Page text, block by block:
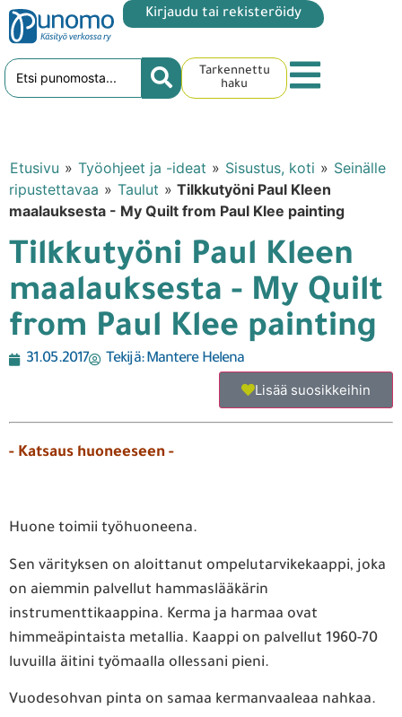
Kirjaudu tai rekisteröidy
Tarkennettu
haku
Etusivu » Työohjeet ja -ideat » Sisustus, koti » Seinälle
ripustettavaa » Taulut » Tilkkutyöni Paul Kleen
maalauksesta - My Quilt from Paul Klee painting
Tilkkutyöni Paul Kleen
maalauksesta - My Quilt
from Paul Klee painting
31.05.2017 Tekijä:Mantere Helena
Lisää suosikkeihin
- Katsaus huoneeseen -
Huone toimii työhuoneena.
Sen värityksen on aloittanut ompelutarvikekaappi, joka
on aiemmin palvellut hammaslääkärin
instrumenttikaappina. Kerma ja harmaa ovat
himmeäpintaista metallia. Kaappi on palvellut 1960-70
luvuilla äitini työmaalla ollessani pieni.
Vuodesohvan pinta on samaa kermanvaaleaa nahkaa.